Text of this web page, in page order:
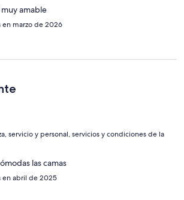
amable
en marzo de 2026
servicio y personal, servicios y condiciones de la
las camas
en abril de 2025